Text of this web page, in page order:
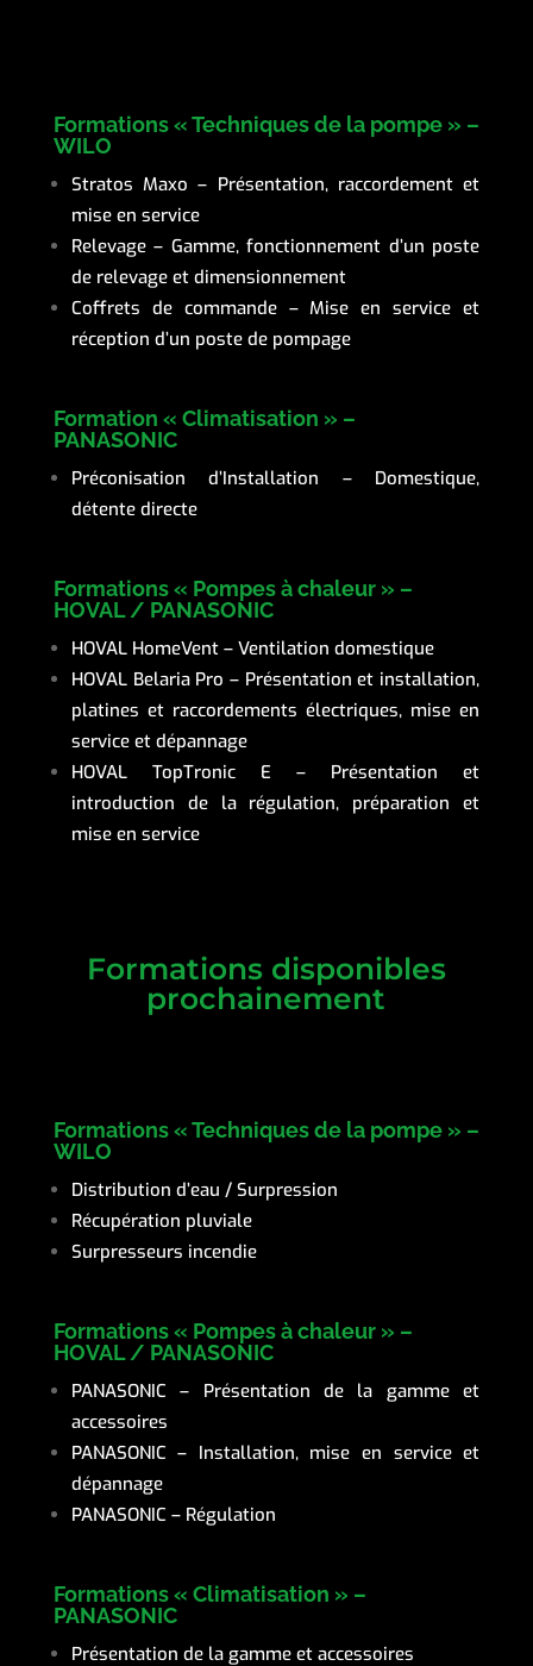
Formations « Techniques de la pompe » –
WILO
Stratos Maxo – Présentation, raccordement et
mise en service
Relevage – Gamme, fonctionnement d’un poste
de relevage et dimensionnement
Coffrets de commande – Mise en service et
réception d’un poste de pompage
Formation « Climatisation » –
PANASONIC
Préconisation d’Installation – Domestique,
détente directe
Formations « Pompes à chaleur » –
HOVAL / PANASONIC
HOVAL HomeVent – Ventilation domestique
HOVAL Belaria Pro – Présentation et installation,
platines et raccordements électriques, mise en
service et dépannage
HOVAL TopTronic E – Présentation et
introduction de la régulation, préparation et
mise en service
Formations disponibles
prochainement
Formations « Techniques de la pompe » –
WILO
Distribution d’eau / Surpression
Récupération pluviale
Surpresseurs incendie
Formations « Pompes à chaleur » –
HOVAL / PANASONIC
PANASONIC – Présentation de la gamme et
accessoires
PANASONIC – Installation, mise en service et
dépannage
PANASONIC – Régulation
Formations « Climatisation » –
PANASONIC
Présentation de la gamme et accessoires